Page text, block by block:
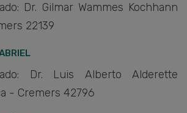
Dr. Gilmar Wammes Kochhann
22139
Dr. Luis Alberto Alderette
- Cremers 42796